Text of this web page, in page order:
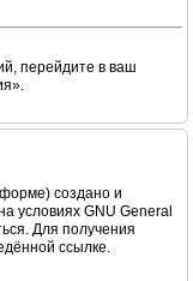
перейдите в ваш
создано и
условиях GNU General
Для получения
ссылке.